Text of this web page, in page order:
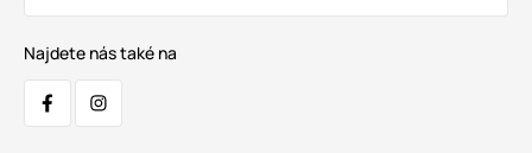
Najdete nás také na